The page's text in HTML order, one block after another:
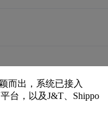
而出，系统已接入
台，以及J&T、Shippo